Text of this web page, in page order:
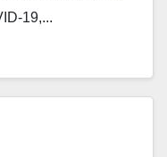
19,...